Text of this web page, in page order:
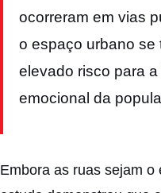
ocorreram em vias
o espaço urbano se
elevado risco para
emocional da
Embora as ruas sejam